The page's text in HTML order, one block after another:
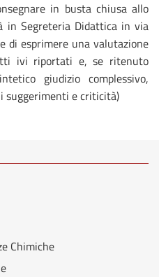
in busta chiusa allo
in Segreteria Didattica in via
di esprimere una valutazione
ivi riportati e, se ritenuto
giudizio complessivo,
suggerimenti e criticità)
Chimiche